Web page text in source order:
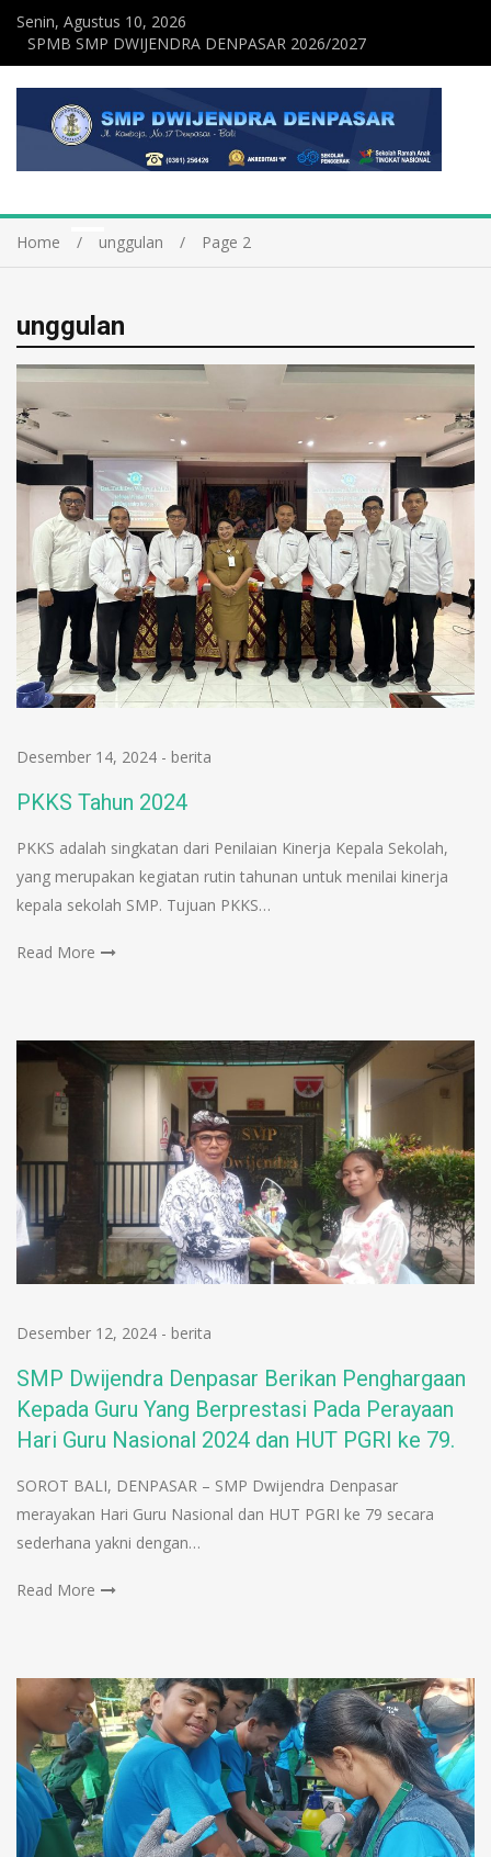
Senin, Agustus 10, 2026
SPMB SMP DWIJENDRA DENPASAR 2026/2027
Home unggulan Page 2
unggulan
Desember 14, 2024 - berita
PKKS Tahun 2024
PKKS adalah singkatan dari Penilaian Kinerja Kepala Sekolah,
yang merupakan kegiatan rutin tahunan untuk menilai kinerja
kepala sekolah SMP. Tujuan PKKS…
Read More
Desember 12, 2024 - berita
SMP Dwijendra Denpasar Berikan Penghargaan
Kepada Guru Yang Berprestasi Pada Perayaan
Hari Guru Nasional 2024 dan HUT PGRI ke 79.
SOROT BALI, DENPASAR – SMP Dwijendra Denpasar
merayakan Hari Guru Nasional dan HUT PGRI ke 79 secara
sederhana yakni dengan…
Read More